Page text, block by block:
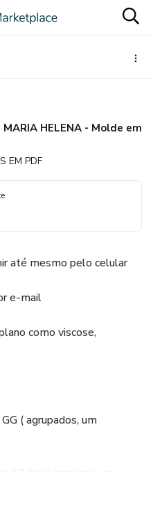
MARIA HELENA - Molde em
EM PDF
até mesmo pelo celular
e-mail
como viscose,
( agrupados, um
A0 (para imprimir em
em impressora